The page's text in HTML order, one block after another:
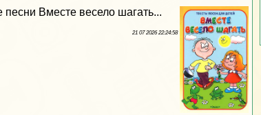
песни Вместе весело шагать...
21 07 2026 22:24:58